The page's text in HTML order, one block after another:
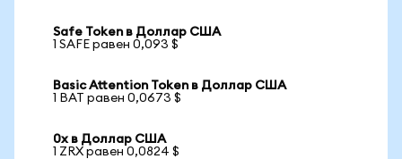
Safe Token в Доллар США
1 SAFE равен 0,093 $
Basic Attention Token в Доллар США
1 BAT равен 0,0673 $
0x в Доллар США
1 ZRX равен 0,0824 $